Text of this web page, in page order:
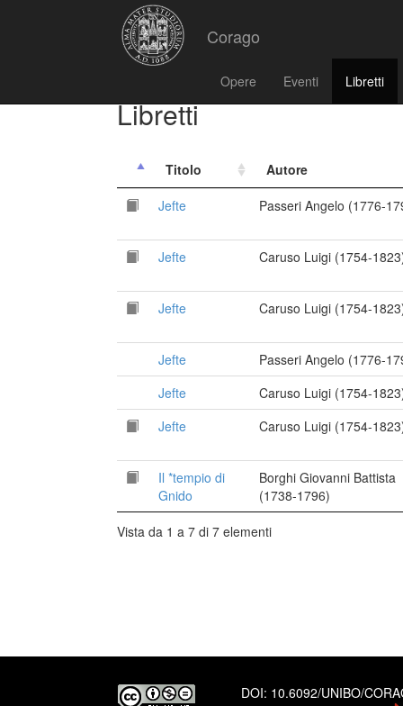
Corago
Opere Eventi Libretti
Libretti
Titolo
Autore
Jefte
Passeri Angelo (1776-
Jefte Caruso Luigi (1754-
Jefte Caruso Luigi (1754-
Jefte
Passeri Angelo (1776-
Jefte
Caruso Luigi (1754-
Jefte
Caruso Luigi (1754-
Il *tempio di
Gnido
Borghi Giovanni Battista
(1738-1796)
Vista da 1 a 7 di 7 elementi
DOI: 10.6092/UNIBO/